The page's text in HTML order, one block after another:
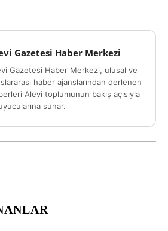
Gazetesi Haber Merkezi
Gazetesi Haber Merkezi, ulusal ve
haber ajanslarından derlenen
Alevi toplumunun bakış açısıyla
sunar.